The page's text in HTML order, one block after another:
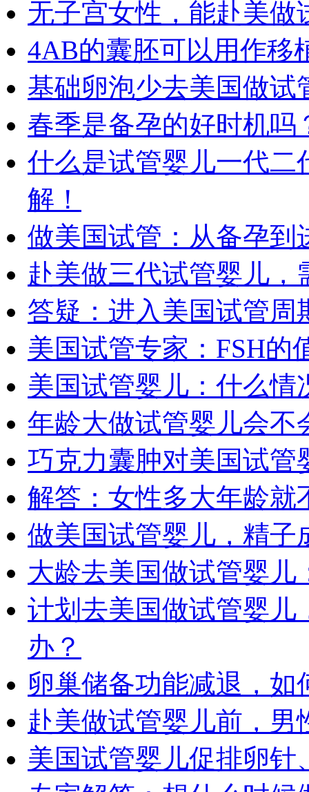
无子宫女性，能赴美
4AB的囊胚可以用作移
基础卵泡少去美国做试
春季是备孕的好时机吗
什么是试管婴儿一代二
解！
做美国试管：从备孕到
赴美做三代试管婴儿，
答疑：进入美国试管周
美国试管专家：FSH的
美国试管婴儿：什么
年龄大做试管婴儿会不
巧克力囊肿对美国试管
解答：女性多大年龄就
做美国试管婴儿，精子
大龄去美国做试管婴
计划去美国做试管婴儿
办？
卵巢储备功能减退，
赴美做试管婴儿前，男
美国试管婴儿促排卵